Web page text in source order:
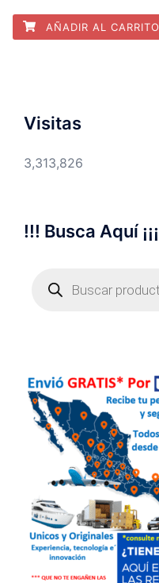
AÑADIR AL CARRITO
Visitas
3,313,826
!!! Busca Aquí ¡¡¡
productos